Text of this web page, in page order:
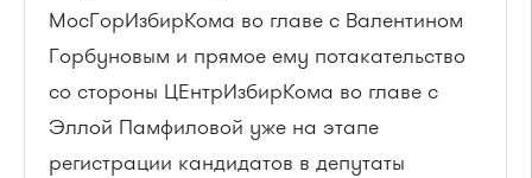
МосГорИзбирКома во главе с Валентином
Горбуновым и прямое ему потакательство
со стороны ЦЕнтрИзбирКома во главе с
Эллой Памфиловой уже на этапе
регистрации кандидатов в депутаты